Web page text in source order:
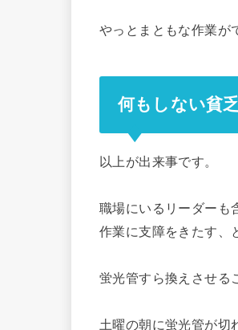
やっとまともな作業が
何もしない貧
以上が出来事です。
職場にいるリーダーも
作業に支障をきたす、
蛍光管すら換えさせる
土曜の朝に蛍光管が切